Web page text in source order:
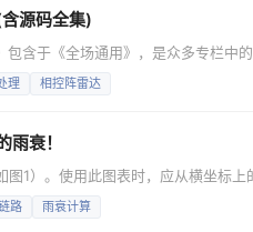
源码全集)
含于《全场通用》，是众多专栏中
值（SubBeamGainCalculate）、波
）对应的解析公式
理 相控阵雷达
衰！
1）。使用此图表时，应从横坐标上
上，即可得到每千米的雨衰。 图1中
衰是频率和降雨量的函数 对于空间链
路 雨衰计算